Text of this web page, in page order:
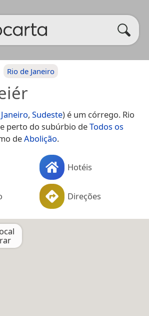
Rio de Janeiro
, Sudeste) é um córrego. Rio
perto do subúrbio deTodos os
deAbolição.
Hotéis
Direções